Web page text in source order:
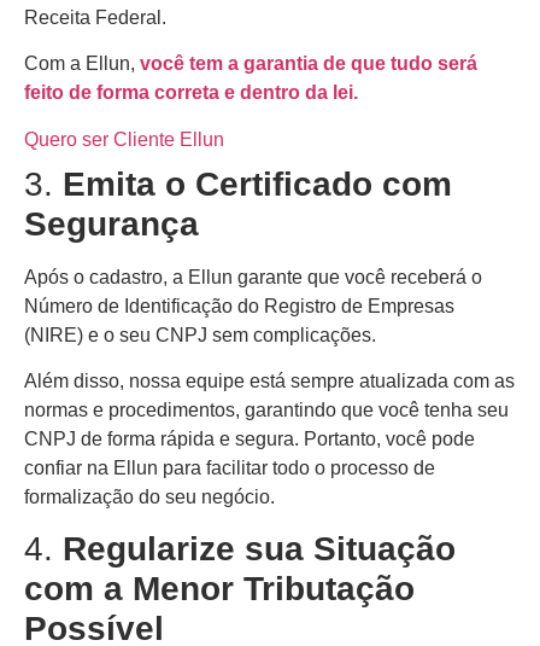
Receita Federal.
Com a Ellun, você tem a garantia de que tudo será
feito de forma correta e dentro da lei.
Quero ser Cliente Ellun
3. Emita o Certificado com
Segurança
Após o cadastro, a Ellun garante que você receberá o
Número de Identificação do Registro de Empresas
(NIRE) e o seu CNPJ sem complicações.
Além disso, nossa equipe está sempre atualizada com as
normas e procedimentos, garantindo que você tenha seu
CNPJ de forma rápida e segura. Portanto, você pode
confiar na Ellun para facilitar todo o processo de
formalização do seu negócio.
4. Regularize sua Situação
com a Menor Tributação
Possível